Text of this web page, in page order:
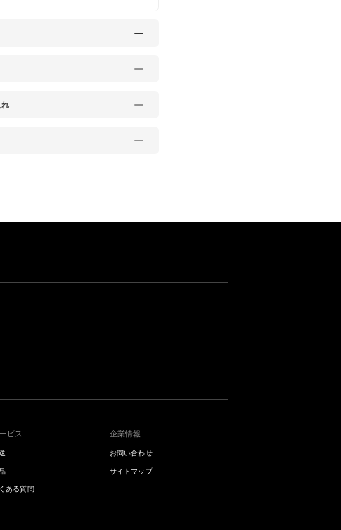
れ
ビス
ある質問
企業情報
お問い合わせ
サイトマップ